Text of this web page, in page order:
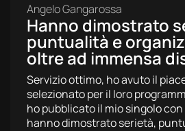
Angelo Gangarossa
Hanno dimostrato
puntualità e
oltre ad immensa
Servizio ottimo, ho avuto il
selezionato per il loro
ho pubblicato il mio singolo
hanno dimostrato serietà,